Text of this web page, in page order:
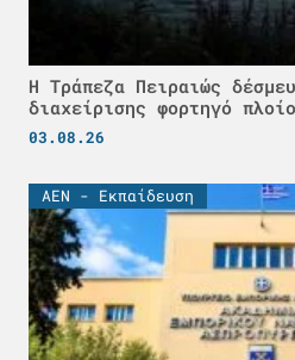
Η Τράπεζα Πειραιώς
διαχείρισης φορτηγό
03.08.26
ΑΕΝ - Εκπαίδευση